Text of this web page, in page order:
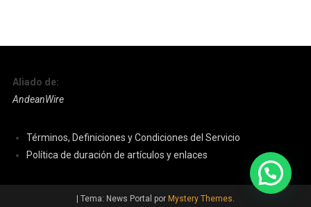
Aliado de:
AndeanWire
Términos, Definiciones y Condiciones del Servicio
Política de duración de artículos y enlaces
| Tema: News Portal por Mystery Themes.